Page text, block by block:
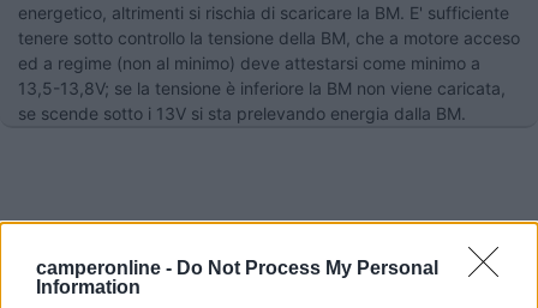
camperonline - Do Not Process My Personal
Information
energetico, altrimenti si rischia di scaricare la BM. E' sufficiente
tenere sotto controllo la tensione della BM, che a motore acceso
ed a regime (non al minimo) deve attestarsi come minimo a
13,5-13,8V; se la tensione è inferiore la BM non viene caricata,
se scende sotto i 13V si sta prelevando energia dalla BM.